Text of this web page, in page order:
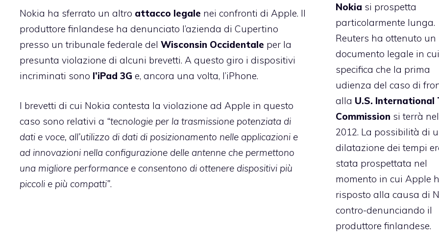
Nokia ha sferrato un altro attacco legale nei confronti di Apple. Il
produttore finlandese ha denunciato l’azienda di Cupertino
presso un tribunale federale del Wisconsin Occidentale per la
presunta violazione di alcuni brevetti. A questo giro i dispositivi
incriminati sono l’iPad 3G e, ancora una volta, l’iPhone.
I brevetti di cui Nokia contesta la violazione ad Apple in questo
caso sono relativi a “tecnologie per la trasmissione potenziata di
dati e voce, all’utilizzo di dati di posizionamento nelle applicazioni e
ad innovazioni nella configurazione delle antenne che permettono
una migliore performance e consentono di ottenere dispositivi più
piccoli e più compatti”.
Nokia si prospetta
particolarmente lunga.
Reuters ha ottenuto un
documento legale in
specifica che la prima
udienza del caso di
alla U.S. International
Commission si terrà nel
2012. La possibilità di
dilatazione dei tempi
stata prospettata nel
momento in cui Apple
risposto alla causa di
contro-denunciando il
produttore finlandese.